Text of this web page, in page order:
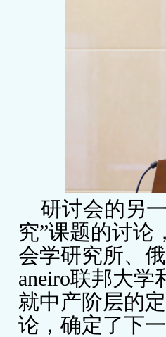
研讨会的另
究”课题的讨论
会学研究所、
aneiro联邦大学
就中产阶层的
论，确定了下